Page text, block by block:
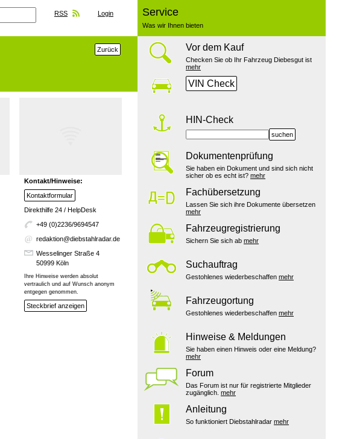
Service
Was wir Ihnen bieten
Vor dem Kauf
Checken Sie ob Ihr Fahrzeug Diebesgut ist
mehr
VIN Check
HIN-Check
suchen
Dokumentenprüfung
Sie haben ein Dokument und sind sich nicht
sicher ob es echt ist? mehr
Fachübersetzung
Lassen Sie sich ihre Dokumente übersetzen
mehr
Fahrzeugregistrierung
Sichern Sie sich ab mehr
Suchauftrag
Gestohlenes wiederbeschaffen mehr
Fahrzeugortung
Gestohlenes wiederbeschaffen mehr
Hinweise & Meldungen
Sie haben einen Hinweis oder eine Meldung?
mehr
Forum
Das Forum ist nur für registrierte Mitglieder
zugänglich. mehr
Anleitung
So funktioniert Diebstahlradar mehr
RSS Login
Zurück
Kontakt/Hinweise:
Kontaktformular
Direkthilfe 24 / HelpDesk
+49 (0)2236/9694547
redaktion@diebstahlradar.de
Wesselinger Straße 4
50999 Köln
Ihre Hinweise werden absolut
vertraulich und auf Wunsch anonym
entgegen genommen.
Steckbrief anzeigen